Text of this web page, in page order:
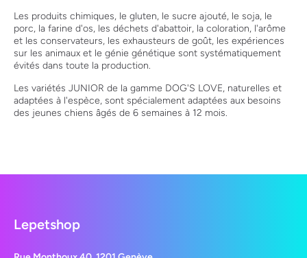
Les produits chimiques, le gluten, le sucre ajouté, le soja, le
porc, la farine d'os, les déchets d'abattoir, la coloration, l'arôme
et les conservateurs, les exhausteurs de goût, les expériences
sur les animaux et le génie génétique sont systématiquement
évités dans toute la production.
Les variétés JUNIOR de la gamme DOG'S LOVE, naturelles et
adaptées à l'espèce, sont spécialement adaptées aux besoins
des jeunes chiens âgés de 6 semaines à 12 mois.
Lepetshop